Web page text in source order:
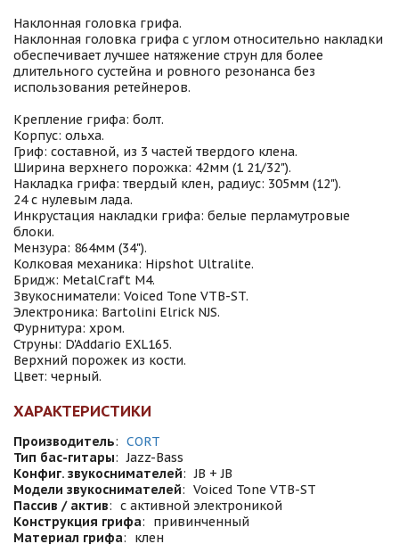
Наклонная головка грифа.
Наклонная головка грифа с углом относительно накладки
обеспечивает лучшее натяжение струн для более
длительного сустейна и ровного резонанса без
использования ретейнеров.
Крепление грифа: болт.
Корпус: ольха.
Гриф: составной, из 3 частей твердого клена.
Ширина верхнего порожка: 42мм (1 21/32").
Накладка грифа: твердый клен, радиус: 305мм (12").
24 с нулевым лада.
Инкрустация накладки грифа: белые перламутровые
блоки.
Мензура: 864мм (34").
Колковая механика: Hipshot Ultralite.
Бридж: MetalCraft M4.
Звукосниматели: Voiced Tone VTB-ST.
Электроника: Bartolini Elrick NJS.
Фурнитура: хром.
Струны: D'Addario EXL165.
Верхний порожек из кости.
Цвет: черный.
ХАРАКТЕРИСТИКИ
Производитель: CORT
Тип бас-гитары: Jazz-Bass
Конфиг. звукоснимателей: JB + JB
Модели звукоснимателей: Voiced Tone VTB-ST
Пассив / актив: с активной электроникой
Конструкция грифа:
привинченный
Материал грифа: клен